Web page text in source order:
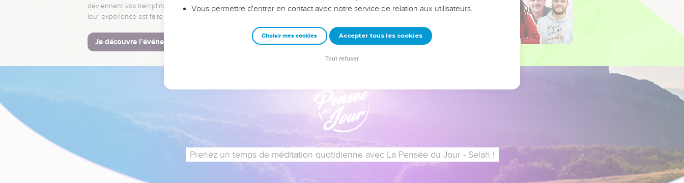
deviennent vos tremplins. Que vous guidiez un ministère, une équipe, un groupe ou une famille,
leur expérience est faite pour vous.
Je découvre l’événement
Prenez un temps de méditation quotidienne avec La Pensée du Jour - Selah !
Vous permettre d'entrer en contact avec notre service de relation aux utilisateurs.
Choisir mes cookies Accepter tous les cookies
Tout refuser